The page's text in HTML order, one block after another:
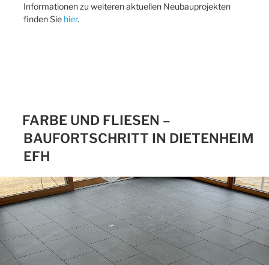
Informationen zu weiteren aktuellen Neubauprojekten
finden Sie hier.
FARBE UND FLIESEN –
BAUFORTSCHRITT IN DIETENHEIM
EFH